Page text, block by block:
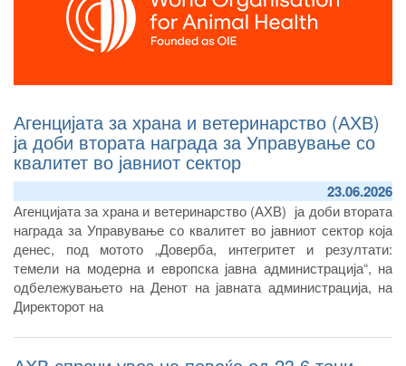
Агенцијата за храна и ветеринарство (АХВ)
ја доби втората награда за Управување со
квалитет во јавниот сектор
23.06.2026
Агенцијата за храна и ветеринарство (АХВ) ја доби втората
награда за Управување со квалитет во јавниот сектор која
денес, под мотото „Доверба, интегритет и резултати:
темели на модерна и европска јавна администрација“, на
одбележувањето на Денот на јавната администрација, на
Директорот на